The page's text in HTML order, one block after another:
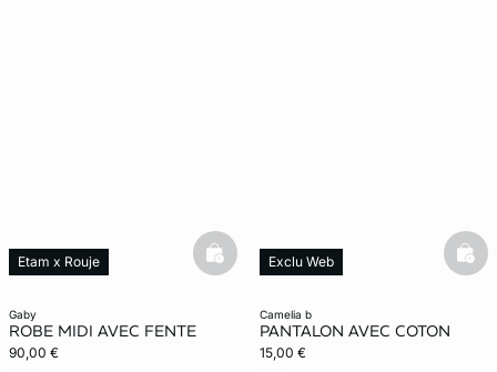
gaby
ROBE MIDI AVEC FENTE
90,00 €
Etam x Rouje basketfull
camelia b
PANTALON AVEC COTON
15,00 €
Exclu Web